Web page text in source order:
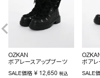
OZKAN
ボアレースアップブーツ
SALE価格 ¥ 12,650 税込
ボアレ
SALE